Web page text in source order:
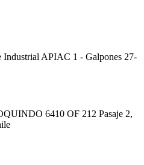
Industrial APIAC 1 - Galpones 27-
6410 OF 212 Pasaje 2,